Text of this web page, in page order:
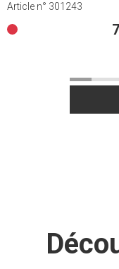
Article n° 301243